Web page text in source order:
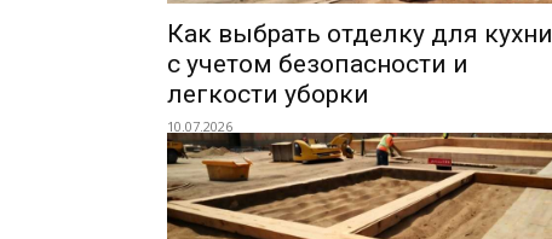
Как выбрать отделку для кухни
с учетом безопасности и
легкости уборки
10.07.2026